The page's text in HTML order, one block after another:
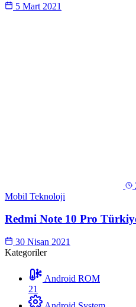
5 Mart 2021
Mobil Teknoloji
Redmi Note 10 Pro
30 Nisan 2021
Kategoriler
Android ROM
21